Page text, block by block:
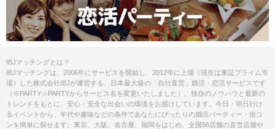
IBJマッチングとは？
IBJマッチングは、2006年にサービスを開始し、2012年に上場（現在は東証プライム市
場）した株式会社IBJが運営する、日本最大級の「自社直営」婚活・恋活サービスです
（※PARTY☆PARTYからサービス名を変更いたしました）。独自のノウハウと最新の
トレンドをもとに、安心・安全な出会いの環境をお届けしています。今日・明日行け
るイベントから、年代や趣味などの条件であなたにぴったりの婚活パーティー・街コ
ンを簡単に探せます。東京、大阪、名古屋、福岡をはじめ、全国56店舗の直営店舗や